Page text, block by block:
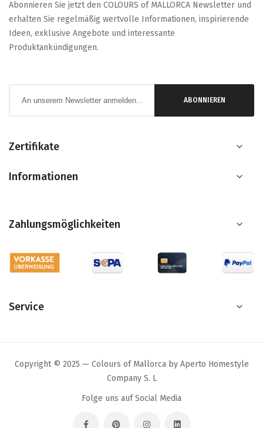
Abonnieren Sie jetzt den COLOURS of MALLORCA Newsletter und
erhalten Sie regelmäßig wertvolle Informationen, inspirierende
Ideen, exklusive Angebote und interessante
Produktankündigungen.
ABONNIEREN
Zertifikate
Informationen
Zahlungsmöglichkeiten
Service
Copyright © 2025 — Colours of Mallorca by Aperto Homestyle
Company S. L
Folge uns auf Social Media